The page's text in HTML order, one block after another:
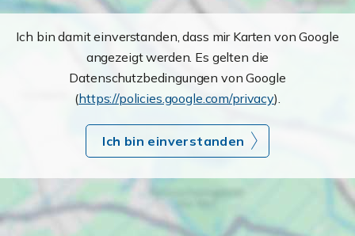
Ich bin damit einverstanden, dass mir Karten von Google
angezeigt werden. Es gelten die
Datenschutzbedingungen von Google
(https://policies.google.com/privacy).
Ich bin einverstanden